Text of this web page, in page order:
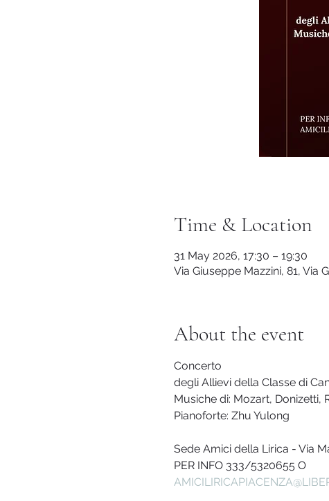
Time & Location
31 May 2026, 17:30 – 19:30
Via Giuseppe Mazzini, 81, Via
About the event
Concerto
degli Allievi della Classe di
Musiche di: Mozart, Donizetti,
Pianoforte: Zhu Yulong
Sede Amici della Lirica - Via
PER INFO 333/5320655 O